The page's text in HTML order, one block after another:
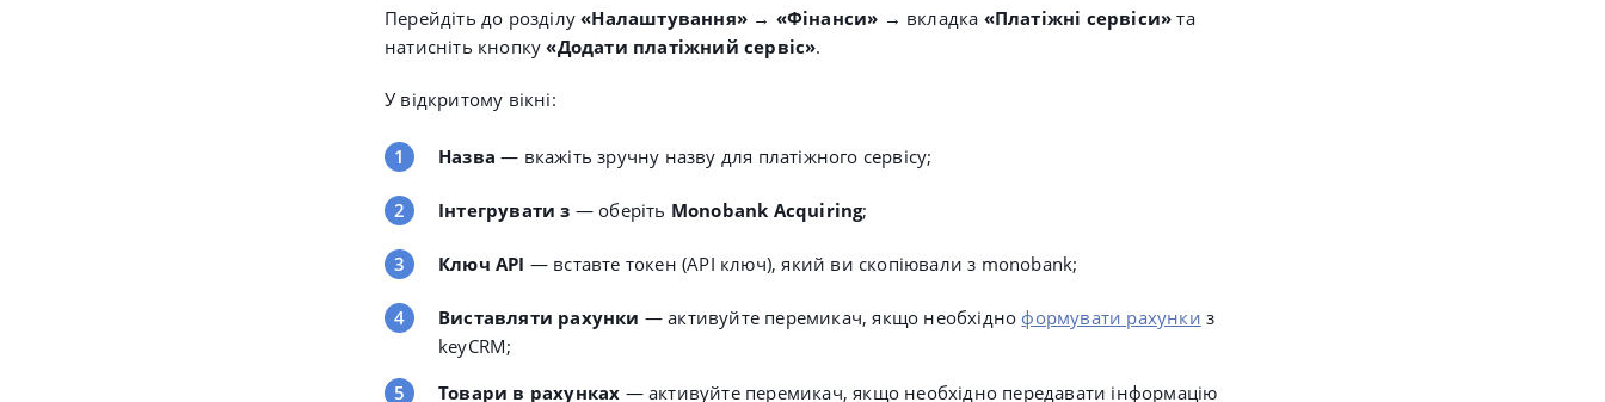
Перейдіть до розділу«Налаштування» → «Фінанси» → вкладка «Платіжні сервіси» та
натисніть кнопку«Додати платіжний сервіс».
У відкритому вікні:
Назва — вкажіть зручну назву для платіжного сервісу;
Інтегрувати з — оберіть Monobank Acquiring;
Ключ API — вставте токен (API ключ), який ви скопіювали з monobank;
Виставляти рахунки — активуйте перемикач, якщо необхідно формувати рахунки з
keyCRM;
Товари в рахунках — активуйте перемикач, якщо необхідно передавати інформацію